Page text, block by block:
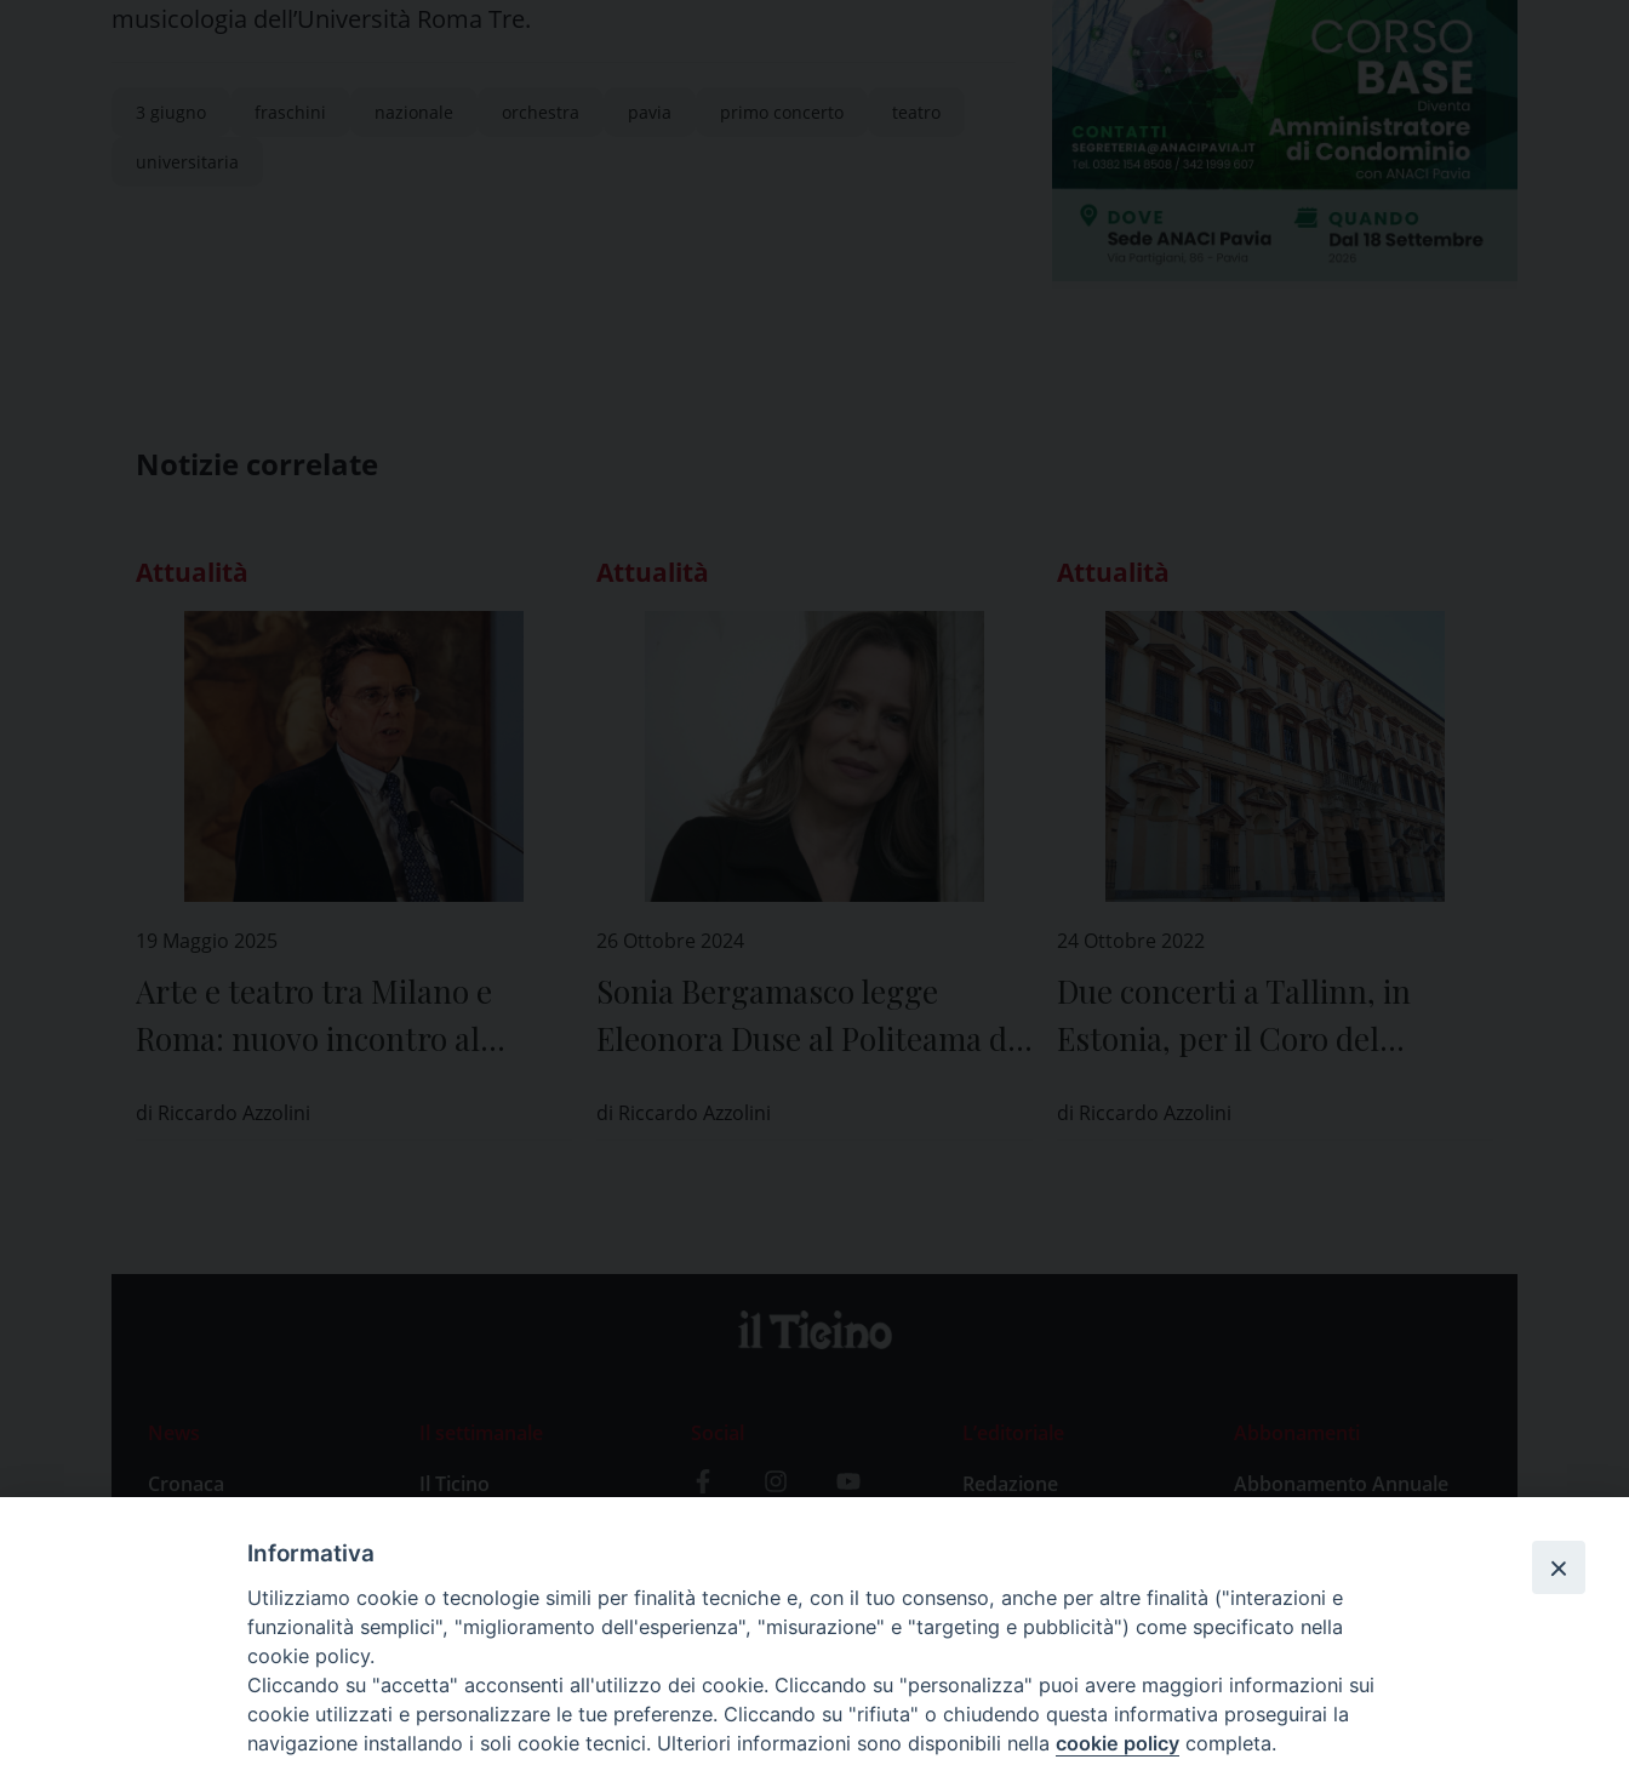
musicologia dell’Università Roma Tre.
3 giugno fraschini nazionale orchestra pavia primo concerto teatro
universitaria
Notizie correlate
Attualità
19 Maggio 2025
Arte e teatro tra Milano e
Roma: nuovo incontro al
di Riccardo Azzolini
Attualità
26 Ottobre 2024
Sonia Bergamasco legge
Eleonora Duse al Politeama di
di Riccardo Azzolini
Attualità
24 Ottobre 2022
Due concerti a Tallinn, in
Estonia, per il Coro del
di Riccardo Azzolini
News
Cronaca
Primo Piano
Il settimanale
Il Ticino
Social
L’editoriale
Redazione
Abbonamenti
Abbonamento Annuale
Abbonamento Singola
Informativa
Utilizziamo cookie o tecnologie simili per finalità tecniche e, con il tuo consenso, anche per altre finalità ("interazioni e
funzionalità semplici", "miglioramento dell'esperienza", "misurazione" e "targeting e pubblicità") come specificato nella
cookie policy.
Cliccando su "accetta" acconsenti all'utilizzo dei cookie. Cliccando su "personalizza" puoi avere maggiori informazioni sui
cookie utilizzati e personalizzare le tue preferenze. Cliccando su "rifiuta" o chiudendo questa informativa proseguirai la
navigazione installando i soli cookie tecnici. Ulteriori informazioni sono disponibili nella cookie policy completa.